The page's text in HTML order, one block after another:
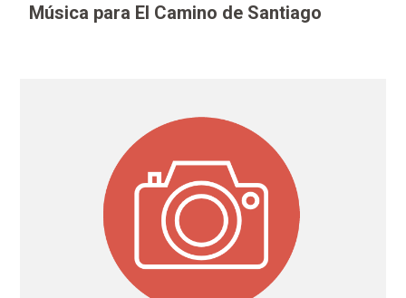
Música para El Camino de Santiago